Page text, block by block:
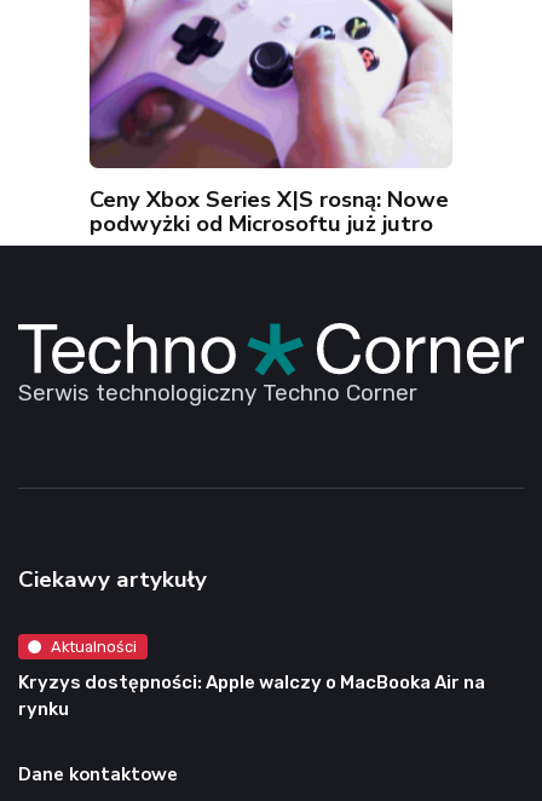
Ceny Xbox Series X|S rosną: Nowe
podwyżki od Microsoftu już jutro
Serwis technologiczny Techno Corner
Ciekawy artykuły
Aktualności
Kryzys dostępności: Apple walczy o MacBooka Air na
rynku
Dane kontaktowe